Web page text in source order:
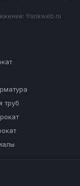
frankweb.ru
труб